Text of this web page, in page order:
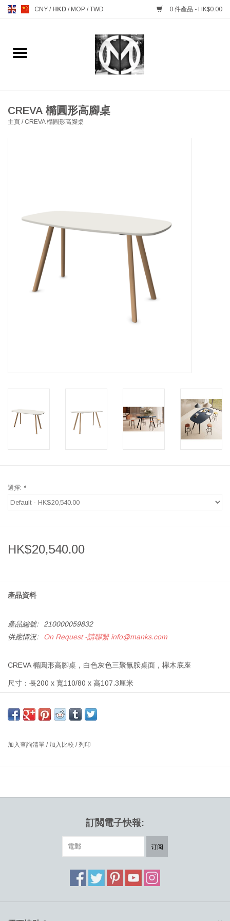
CNY / HKD / MOP /TWD 0 件產品 - HK$0.00
主頁
MANKS ANTIQUES 古董
HEALTHY LIVING 健康家居
LATEST ARRIVALS 最新扺港
MATER 系列
Gift cards
STORIES 故事
CREVA 橢圓形高腳桌
主頁 / CREVA 橢圓形高腳桌
選擇: *
HK$20,540.00
產品資料
產品編號:
210000059832
供應情況:
On Request -請聯繫info@manks.com
CREVA 橢圓形高腳桌，白色灰色三聚氰胺桌面，櫸木底座
尺寸：長200 x 寬110/80 x 高107.3厘米
Creva 系列以個人需求為先，打造了一個工作空間生態系統。該系
益、進行一對一會談，同時也包含適合深度專注和創意構思的理想
加入查詢清單 / 加入比較 /列印
訂閲電子快報:
订阅